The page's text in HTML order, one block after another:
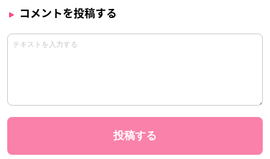
コメントを投稿する